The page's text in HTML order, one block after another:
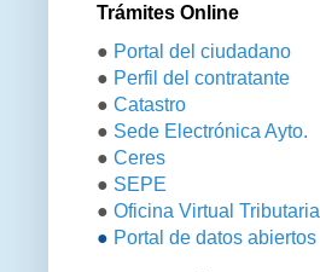
Trámites Online
● Portal del ciudadano
● Perfil del contratante
● Catastro
● Sede Electrónica Ayto.
● Ceres
● SEPE
● Oficina Virtual Tributaria
● Portal de datos abiertos